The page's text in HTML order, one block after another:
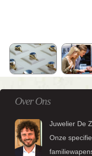
Over Ons
Juwelier De
Onze